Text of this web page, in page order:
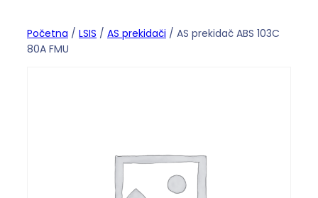
Početna / LSIS / AS prekidači / AS prekidač ABS 103C
80A FMU